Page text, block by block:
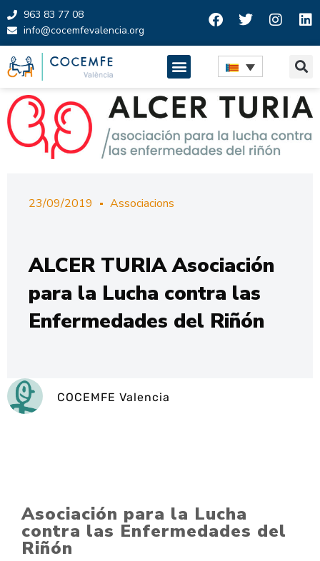
Skip
to
content
963 83 77 08
info@cocemfevalencia.org
23/09/2019 Associacions
ALCER TURIA Asociación
para la Lucha contra las
Enfermedades del Riñón
COCEMFE Valencia
Asociación para la Lucha
contra las Enfermedades del
Riñón